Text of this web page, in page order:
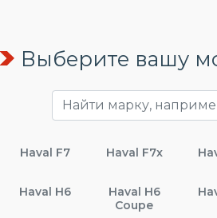
Выберите вашу
Haval F7 Haval F7x
Haval H6
Haval H6
Coupe